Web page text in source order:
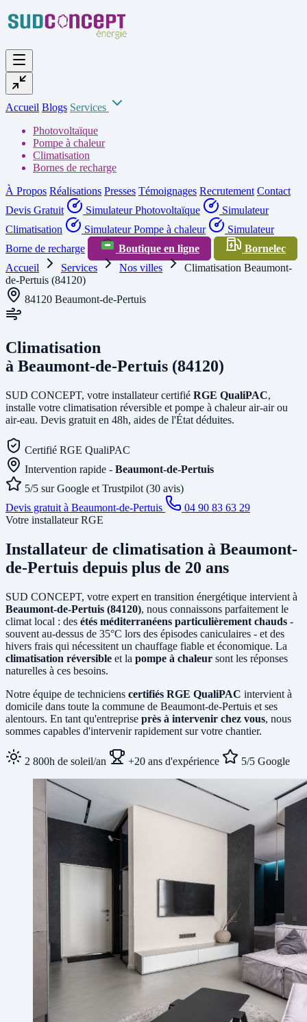
Accueil Blogs Services
Photovoltaïque
Pompe à chaleur
Climatisation
Bornes de recharge
À Propos Réalisations Presses Témoignages Recrutement Contact
Devis Gratuit
Simulateur Photovoltaïque
Simulateur
Climatisation
Simulateur Pompe à chaleur
Simulateur
Borne de recharge
Boutique en ligne
Bornelec
Accueil
Services Nos villes
Climatisation Beaumont-
de-Pertuis (84120)
84120 Beaumont-de-Pertuis
Climatisation
à Beaumont-de-Pertuis (84120)
SUD CONCEPT, votre installateur certifié RGE QualiPAC,
installe votre climatisation réversible et pompe à chaleur air-air ou
air-eau. Devis gratuit en 48h, aides de l'État déduites.
Certifié RGE QualiPAC
Intervention rapide - Beaumont-de-Pertuis
5/5 sur Google et Trustpilot (30 avis)
Devis gratuit à Beaumont-de-Pertuis
04 90 83 63 29
Votre installateur RGE
Installateur de climatisation à Beaumont-
de-Pertuis depuis plus de 20 ans
SUD CONCEPT, votre expert en transition énergétique intervient à
Beaumont-de-Pertuis (84120), nous connaissons parfaitement le
climat local : des étés méditerranéens particulièrement chauds -
souvent au-dessus de 35°C lors des épisodes caniculaires - et des
hivers frais qui nécessitent un chauffage fiable et économique. La
climatisation réversible et la pompe à chaleur sont les réponses
naturelles à ces besoins.
Notre équipe de techniciens certifiés RGE QualiPAC intervient à
domicile dans toute la commune de Beaumont-de-Pertuis et ses
alentours. En tant qu'entreprise près à intervenir chez vous, nous
sommes capables d'intervenir rapidement sur votre chantier.
2 800h de soleil/an +20 ans d'expérience 5/5 Google